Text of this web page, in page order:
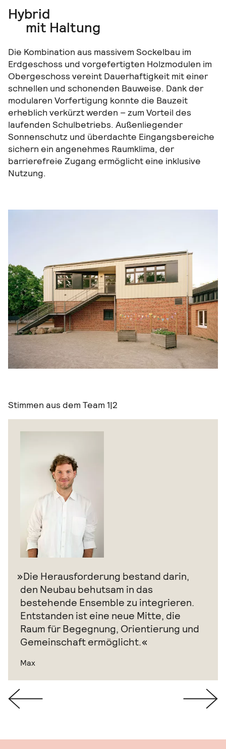
Hybrid
mit Haltung
Die Kombination aus massivem Sockelbau im
Erdgeschoss und vorgefertigten Holzmodulen im
Obergeschoss vereint Dauerhaftigkeit mit einer
schnellen und schonenden Bauweise. Dank der
modularen Vorfertigung konnte die Bauzeit
erheblich verkürzt werden – zum Vorteil des
laufenden Schulbetriebs. Außenliegender
Sonnenschutz und überdachte Eingangsbereiche
sichern ein angenehmes Raumklima, der
barrierefreie Zugang ermöglicht eine inklusive
Nutzung.
Stimmen aus dem Team 1|2
Die Herausforderung bestand darin,
den Neubau behutsam in das
bestehende Ensemble zu integrieren.
Entstanden ist eine neue Mitte, die
Raum für Begegnung, Orientierung und
Gemeinschaft ermöglicht.
Max